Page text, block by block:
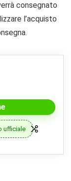
consegnato
l’acquisto
ufficiale